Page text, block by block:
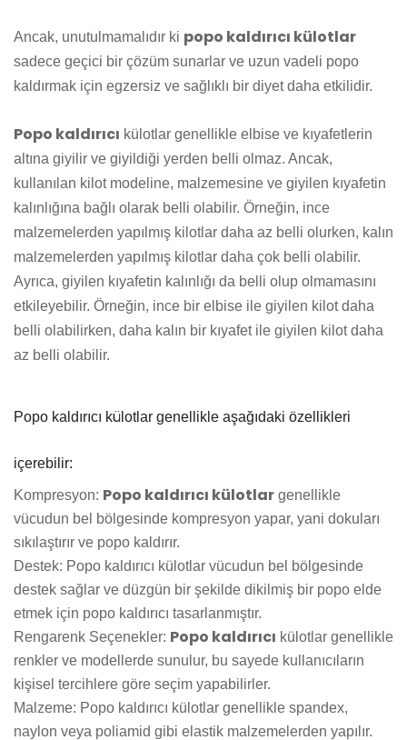
Ancak, unutulmamalıdır ki popo kaldırıcı külotlar
sadece geçici bir çözüm sunarlar ve uzun vadeli popo
kaldırmak için egzersiz ve sağlıklı bir diyet daha etkilidir.
Popo kaldırıcı külotlar genellikle elbise ve kıyafetlerin
altına giyilir ve giyildiği yerden belli olmaz. Ancak,
kullanılan kilot modeline, malzemesine ve giyilen kıyafetin
kalınlığına bağlı olarak belli olabilir. Örneğin, ince
malzemelerden yapılmış kilotlar daha az belli olurken, kalın
malzemelerden yapılmış kilotlar daha çok belli olabilir.
Ayrıca, giyilen kıyafetin kalınlığı da belli olup olmamasını
etkileyebilir. Örneğin, ince bir elbise ile giyilen kilot daha
belli olabilirken, daha kalın bir kıyafet ile giyilen kilot daha
az belli olabilir.
Popo kaldırıcı kü lotlar genellikle aşağıdaki özellikleri
içerebilir:
Kompresyon: Popo kaldırıcı külotlar genellikle
vücudun bel bölgesinde kompresyon yapar, yani dokuları
sıkılaştırır ve popo kaldırır.
Destek: Popo kaldırıcı külotlar vücudun bel bölgesinde
destek sağlar ve düzgün bir şekilde dikilmiş bir popo elde
etmek için popo kaldırıcı tasarlanmıştır.
Rengarenk Seçenekler: Popo kaldırıcı külotlar genellikle
renkler ve modellerde sunulur, bu sayede kullanıcıların
kişisel tercihlere göre seçim yapabilirler.
Malzeme: Popo kaldırıcı külotlar genellikle spandex,
naylon veya poliamid gibi elastik malzemelerden yapılır.